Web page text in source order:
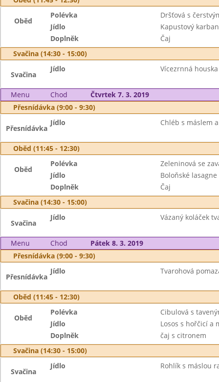
Oběd
Polévka
Dršťová s
Jídlo
Kapustový
Doplněk
Čaj
Svačina (14:30 - 15:00)
Svačina
Jídlo Vícezrnná
Menu Chod
Čtvrtek 7. 3. 2019
Přesnídávka (9:00 - 9:30)
Přesnídávka
Jídlo Chléb s máslem
Oběd (11:45 - 12:30)
Oběd
Polévka
Zeleninová se
Jídlo
Boloňské
Doplněk
Čaj
Svačina (14:30 - 15:00)
Svačina
Jídlo Vázaný koláček
Menu Chod
Pátek 8. 3. 2019
Přesnídávka (9:00 - 9:30)
Přesnídávka
Jídlo Tvarohová
Oběd (11:45 - 12:30)
Oběd
Polévka
Cibulová s
Jídlo
Losos s hořčicí a
Doplněk
čaj s citronem
Svačina (14:30 - 15:00)
Svačina
Jídlo Rohlík s máslou